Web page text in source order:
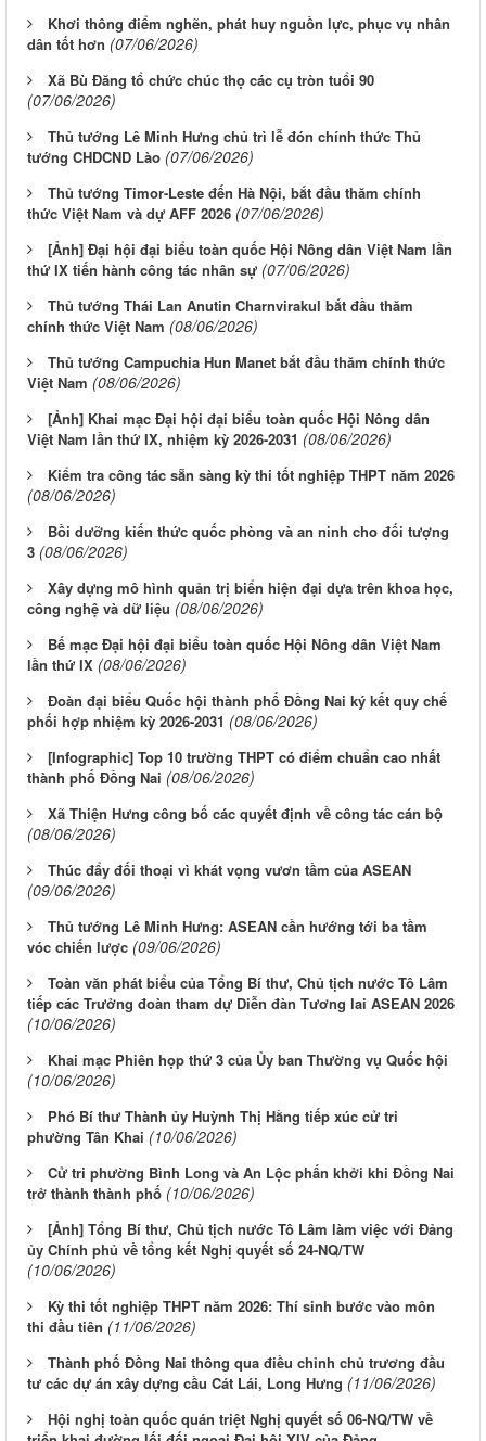
Khơi thông điểm nghẽn, phát huy nguồn lực, phục vụ nhân
dân tốt hơn (07/06/2026)
Xã Bù Đăng tổ chức chúc thọ các cụ tròn tuổi 90
(07/06/2026)
Thủ tướng Lê Minh Hưng chủ trì lễ đón chính thức Thủ
tướng CHDCND Lào (07/06/2026)
Thủ tướng Timor-Leste đến Hà Nội, bắt đầu thăm chính
thức Việt Nam và dự AFF 2026 (07/06/2026)
[Ảnh] Đại hội đại biểu toàn quốc Hội Nông dân Việt Nam lần
thứ IX tiến hành công tác nhân sự (07/06/2026)
Thủ tướng Thái Lan Anutin Charnvirakul bắt đầu thăm
chính thức Việt Nam (08/06/2026)
Thủ tướng Campuchia Hun Manet bắt đầu thăm chính thức
Việt Nam (08/06/2026)
[Ảnh] Khai mạc Đại hội đại biểu toàn quốc Hội Nông dân
Việt Nam lần thứ IX, nhiệm kỳ 2026-2031 (08/06/2026)
Kiểm tra công tác sẵn sàng kỳ thi tốt nghiệp THPT năm 2026
(08/06/2026)
Bồi dưỡng kiến thức quốc phòng và an ninh cho đối tượng
3 (08/06/2026)
Xây dựng mô hình quản trị biển hiện đại dựa trên khoa học,
công nghệ và dữ liệu (08/06/2026)
Bế mạc Đại hội đại biểu toàn quốc Hội Nông dân Việt Nam
lần thứ IX (08/06/2026)
Đoàn đại biểu Quốc hội thành phố Đồng Nai ký kết quy chế
phối hợp nhiệm kỳ 2026-2031 (08/06/2026)
[Infographic] Top 10 trường THPT có điểm chuẩn cao nhất
thành phố Đồng Nai (08/06/2026)
Xã Thiện Hưng công bố các quyết định về công tác cán bộ
(08/06/2026)
Thúc đẩy đối thoại vì khát vọng vươn tầm của ASEAN
(09/06/2026)
Thủ tướng Lê Minh Hưng: ASEAN cần hướng tới ba tầm
vóc chiến lược (09/06/2026)
Toàn văn phát biểu của Tổng Bí thư, Chủ tịch nước Tô Lâm
tiếp các Trưởng đoàn tham dự Diễn đàn Tương lai ASEAN 2026
(10/06/2026)
Khai mạc Phiên họp thứ 3 của Ủy ban Thường vụ Quốc hội
(10/06/2026)
Phó Bí thư Thành ủy Huỳnh Thị Hằng tiếp xúc cử tri
phường Tân Khai (10/06/2026)
Cử tri phường Bình Long và An Lộc phấn khởi khi Đồng Nai
trở thành thành phố (10/06/2026)
[Ảnh] Tổng Bí thư, Chủ tịch nước Tô Lâm làm việc với Đảng
ủy Chính phủ về tổng kết Nghị quyết số 24-NQ/TW
(10/06/2026)
Kỳ thi tốt nghiệp THPT năm 2026: Thí sinh bước vào môn
thi đầu tiên (11/06/2026)
Thành phố Đồng Nai thông qua điều chỉnh chủ trương đầu
tư các dự án xây dựng cầu Cát Lái, Long Hưng (11/06/2026)
Hội nghị toàn quốc quán triệt Nghị quyết số 06-NQ/TW về